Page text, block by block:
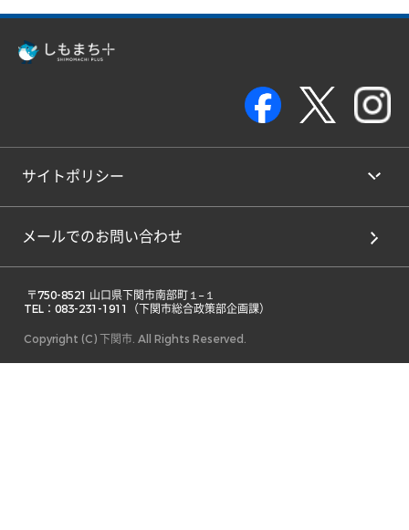
サイトポリシー
メールでのお問い合わせ
TEL：083-231-1911（下関市総合政策部企画課）
Copyright (C) 下関市. All Rights Reserved.